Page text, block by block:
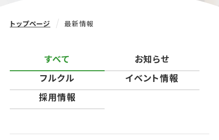
トップページ 最新情報
すべて
お知らせ
フルクル
イベント情報
採用情報